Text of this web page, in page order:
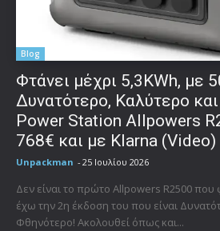
Blog
Φτάνει μέχρι 5,3KWh, με
Δυνατότερο, Καλύτερο
Power Station Allpowers
768€ και με Klarna (Video)
Unpackman - 25 Ιουλίου 2026
Δεν είναι το πρώτο Allpowers R2500
έχω την 2η έκδοση του που είναι
Φθηνότερο! Ακολουθεί όπως και...